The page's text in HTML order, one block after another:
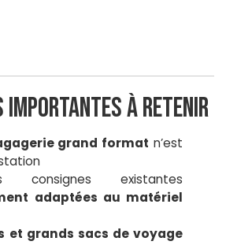
importantes à retenir
grand format n’est
existantes
adaptées au matériel
et grands sacs de voyage